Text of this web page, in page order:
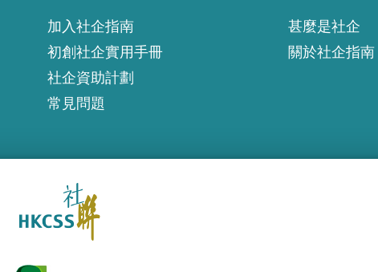
加入社企指南
初創社企實用手冊
社企資助計劃
常見問題
甚麼是社企
關於社企指南